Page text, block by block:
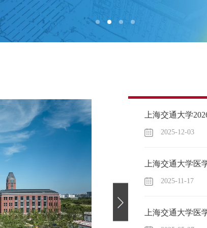
2025-12-03
2025-11-17